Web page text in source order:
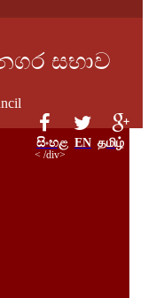
සභාව
සිංහළ EN தமிழ்
< /div>